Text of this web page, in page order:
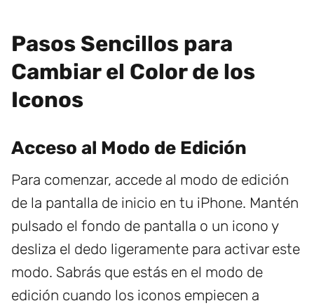
Pasos Sencillos para
Cambiar el Color de los
Iconos
Acceso al Modo de Edición
Para comenzar, accede al modo de edición
de la pantalla de inicio en tu iPhone. Mantén
pulsado el fondo de pantalla o un icono y
desliza el dedo ligeramente para activar este
modo. Sabrás que estás en el modo de
edición cuando los iconos empiecen a